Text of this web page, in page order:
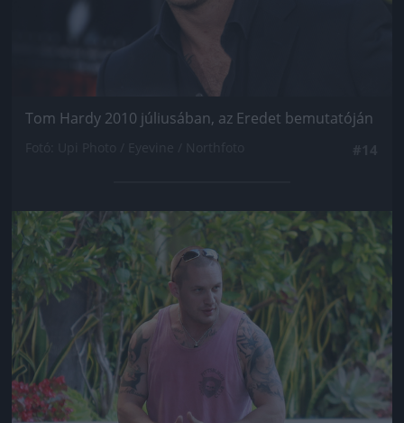
Tom Hardy 2010 júliusában, az Eredet bemutatóján
Jön még kép!